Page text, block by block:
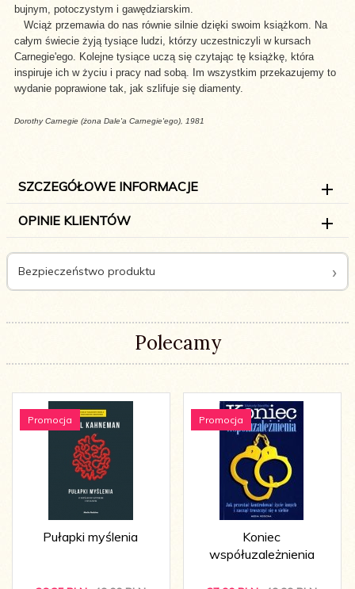
bujnym, potoczystym i gawędziarskim.
Wciąż przemawia do nas równie silnie dzięki swoim książkom. Na
całym świecie żyją tysiące ludzi, którzy uczestniczyli w kursach
Carnegie'ego. Kolejne tysiące uczą się czytając tę książkę, która
inspiruje ich w życiu i pracy nad sobą. Im wszystkim przekazujemy to
wydanie poprawione tak, jak szlifuje się diamenty.
Dorothy Carnegie (żona Dale'a Carnegie'ego), 1981
SZCZEGÓŁOWE INFORMACJE
OPINIE KLIENTÓW
Bezpieczeństwo produktu
Polecamy
Promocja
Pułapki myślenia
Promocja
Koniec
współuzależnienia